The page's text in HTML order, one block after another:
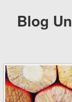
Blog